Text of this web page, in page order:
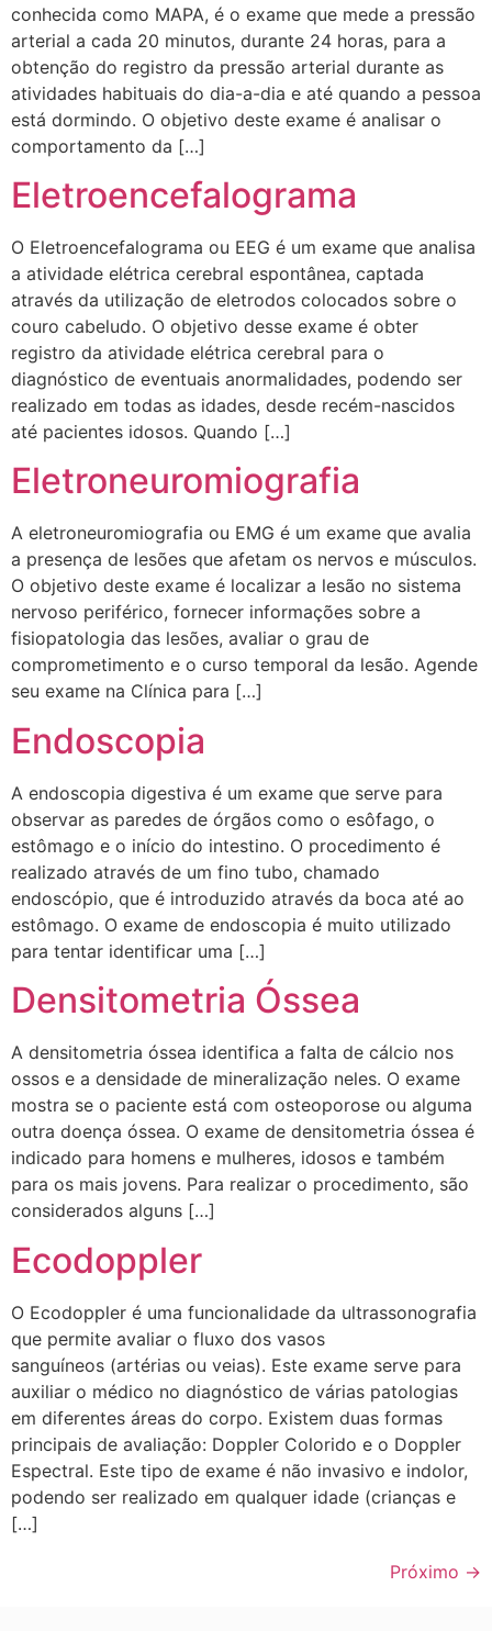
conhecida como MAPA, é o exame que mede a pressão
arterial a cada 20 minutos, durante 24 horas, para a
obtenção do registro da pressão arterial durante as
atividades habituais do dia-a-dia e até quando a pessoa
está dormindo. O objetivo deste exame é analisar o
comportamento da […]
Eletroencefalograma
O Eletroencefalograma ou EEG é um exame que analisa
a atividade elétrica cerebral espontânea, captada
através da utilização de eletrodos colocados sobre o
couro cabeludo. O objetivo desse exame é obter
registro da atividade elétrica cerebral para o
diagnóstico de eventuais anormalidades, podendo ser
realizado em todas as idades, desde recém-nascidos
até pacientes idosos. Quando […]
Eletroneuromiografia
A eletroneuromiografia ou EMG é um exame que avalia
a presença de lesões que afetam os nervos e músculos.
O objetivo deste exame é localizar a lesão no sistema
nervoso periférico, fornecer informações sobre a
fisiopatologia das lesões, avaliar o grau de
comprometimento e o curso temporal da lesão. Agende
seu exame na Clínica para […]
Endoscopia
A endoscopia digestiva é um exame que serve para
observar as paredes de órgãos como o esôfago, o
estômago e o início do intestino. O procedimento é
realizado através de um fino tubo, chamado
endoscópio, que é introduzido através da boca até ao
estômago. O exame de endoscopia é muito utilizado
para tentar identificar uma […]
Densitometria Óssea
A densitometria óssea identifica a falta de cálcio nos
ossos e a densidade de mineralização neles. O exame
mostra se o paciente está com osteoporose ou alguma
outra doença óssea. O exame de densitometria óssea é
indicado para homens e mulheres, idosos e também
para os mais jovens. Para realizar o procedimento, são
considerados alguns […]
Ecodoppler
O Ecodoppler é uma funcionalidade da ultrassonografia
que permite avaliar o fluxo dos vasos
sanguíneos (artérias ou veias). Este exame serve para
auxiliar o médico no diagnóstico de várias patologias
em diferentes áreas do corpo. Existem duas formas
principais de avaliação: Doppler Colorido e o Doppler
Espectral. Este tipo de exame é não invasivo e indolor,
podendo ser realizado em qualquer idade (crianças e
[…]
Próximo →